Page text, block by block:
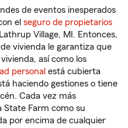
de eventos inesperados
el seguro de propietarios
Village, MI. Entonces,
vivienda le garantiza que
así como los
personal está cubierta
haciendo gestiones o tiene
Cada vez más
State Farm como su
por encima de cualquier